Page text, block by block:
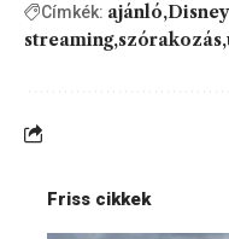
Címkék: ajánló
streaming szórakozás
Friss cikkek